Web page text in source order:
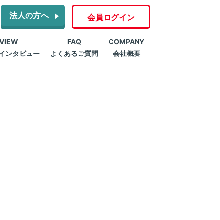
法人の方へ 会員ログイン
ンタビュー
FAQ
よくあるご質問
COMPANY
会社概要